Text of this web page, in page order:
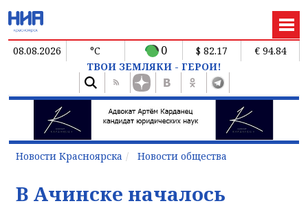
08.08.2026 °C 0 $ 82.17
€ 94.84
ТВОИ ЗЕМЛЯКИ - ГЕРОИ!
Новости Красноярска Новости общества
В Ачинске началось